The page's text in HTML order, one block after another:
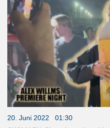
20. Juni 2022 01:30